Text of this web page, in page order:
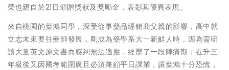
榮也親自於21日頒贈獎狀及獎勵金，表彰其優異表現。
來自桃園的葉鴻同學，深受從事藥品經銷商父親的影響，高中就
立志未來要往藥師發展，剛成為藥學系大一新鮮人時，因為需研
讀大量英文原文書而感到無法適應，經歷了一段陣痛期；在升三
年級後又因國考範圍廣且必須兼顧平日課業，讓葉鴻十分恐慌，